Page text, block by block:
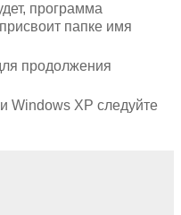
программа
папке имя
продолжения
Windows XP следуйте